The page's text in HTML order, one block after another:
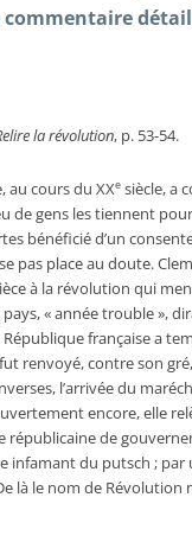
la révolution, p. 53-54.
au cours du XXe siècle, a
de gens les tiennent
bénéficié d’un
pas place au doute.
à la révolution qui
« année trouble »,
française a
renvoyé, contre son
l’arrivée du
encore, elle
républicaine de
infamant du putsch ;
là le nom de